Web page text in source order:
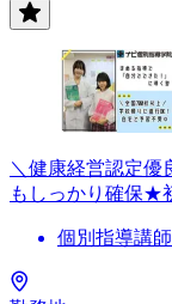
＼健康経営認定優
もしっかり確保★
個別指導講師